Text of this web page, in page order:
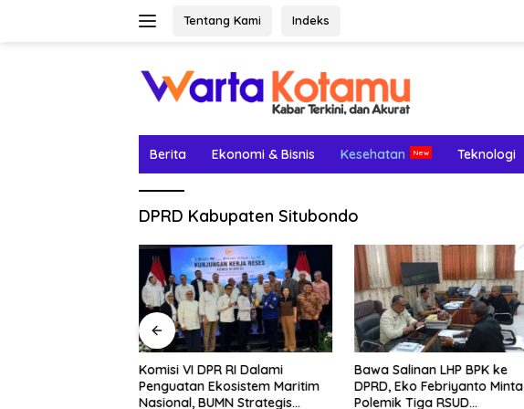
Tentang Kami Indeks
Berita Ekonomi & Bisnis Kesehatan Teknologi
DPRD Kabupaten Situbondo
Komisi VI DPR RI Dalami
Penguatan Ekosistem Maritim
Nasional, BUMN Strategis
Bawa Salinan LHP BPK ke
DPRD, Eko Febriyanto Minta
Polemik Tiga RSUD